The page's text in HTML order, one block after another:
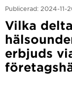
Publicerad: 2024-11-
Vilka
erbjuds